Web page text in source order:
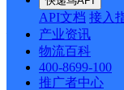
API文档 接入
产业资讯
物流百科
400-8699-100
推广者中心
关于我们
公司介绍 企业动态
合作伙伴 快递鸟